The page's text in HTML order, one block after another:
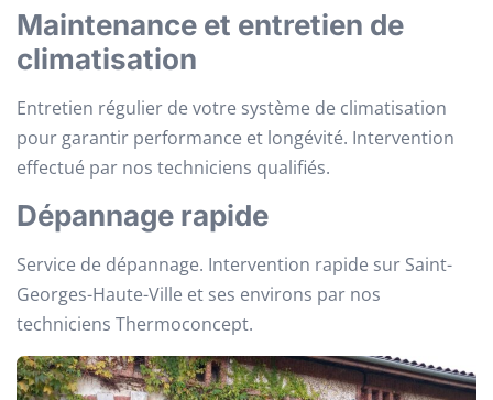
Maintenance et entretien de
climatisation
Entretien régulier de votre système de climatisation
pour garantir performance et longévité. Intervention
effectué par nos techniciens qualifiés.
Dépannage rapide
Service de dépannage. Intervention rapide sur Saint-
Georges-Haute-Ville et ses environs par nos
techniciens Thermoconcept.